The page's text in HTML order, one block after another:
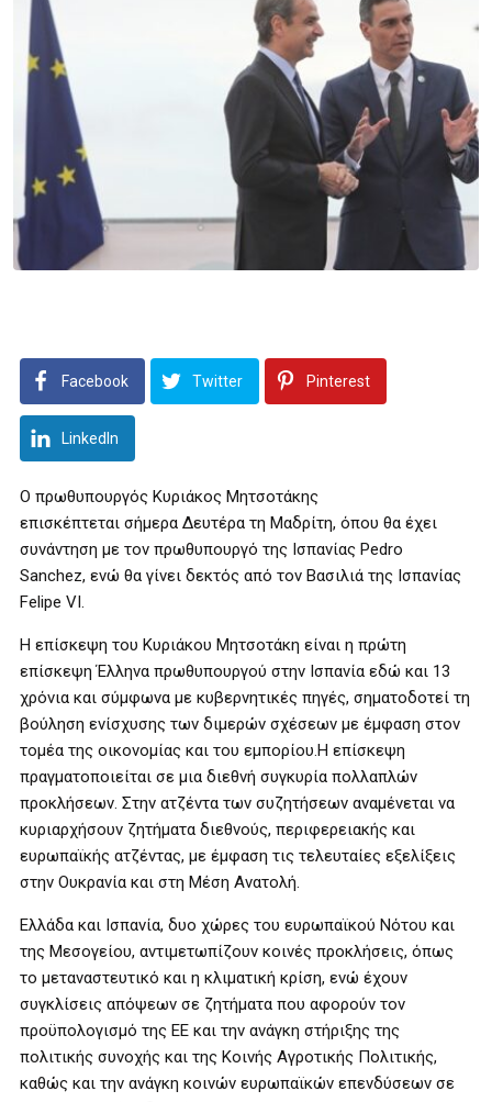
Facebook Twitter Pinterest
LinkedIn
Ο πρωθυπουργός Κυριάκος Μητσοτάκης
επισκέπτεται σήμερα Δευτέρα τη Μαδρίτη, όπου θα έχει
συνάντηση με τον πρωθυπουργό της Ισπανίας Pedro
Sanchez, ενώ θα γίνει δεκτός από τον Βασιλιά της Ισπανίας
Felipe VI.
Η επίσκεψη του Κυριάκου Μητσοτάκη είναι η πρώτη
επίσκεψη Έλληνα πρωθυπουργού στην Ισπανία εδώ και 13
χρόνια και σύμφωνα με κυβερνητικές πηγές, σηματοδοτεί τη
βούληση ενίσχυσης των διμερών σχέσεων με έμφαση στον
τομέα της οικονομίας και του εμπορίου.Η επίσκεψη
πραγματοποιείται σε μια διεθνή συγκυρία πολλαπλών
προκλήσεων. Στην ατζέντα των συζητήσεων αναμένεται να
κυριαρχήσουν ζητήματα διεθνούς, περιφερειακής και
ευρωπαϊκής ατζέντας, με έμφαση τις τελευταίες εξελίξεις
στην Ουκρανία και στη Μέση Ανατολή.
Ελλάδα και Ισπανία, δυο χώρες του ευρωπαϊκού Νότου και
της Μεσογείου, αντιμετωπίζουν κοινές προκλήσεις, όπως
το μεταναστευτικό και η κλιματική κρίση, ενώ έχουν
συγκλίσεις απόψεων σε ζητήματα που αφορούν τον
προϋπολογισμό της ΕΕ και την ανάγκη στήριξης της
πολιτικής συνοχής και της Κοινής Αγροτικής Πολιτικής,
καθώς και την ανάγκη κοινών ευρωπαϊκών επενδύσεων σε